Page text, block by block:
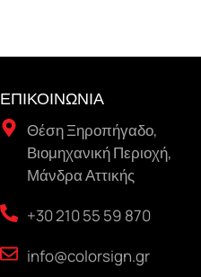
ΕΠΙΚΟΙΝΩΝΙΑ
Θέση Ξηροπήγαδο,
Βιομηχανική Περιοχή,
Μάνδρα Αττικής
+30 210 55 59 870
info@colorsign.gr